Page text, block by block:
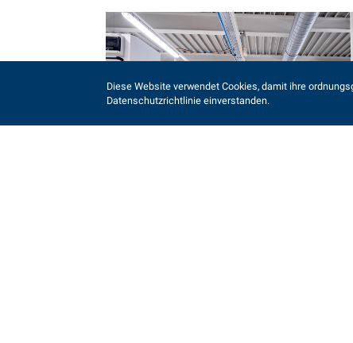
Diese Website verwendet Cookies, damit ihre
Datenschutzrichtlinie einverstanden.